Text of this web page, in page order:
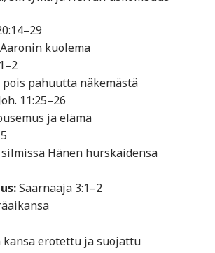
kuolema
pahuutta näkemästä
11:25–26
ja elämä
Hänen hurskaidensa
Saarnaaja 3:1–2
kansa erotettu ja suojattu